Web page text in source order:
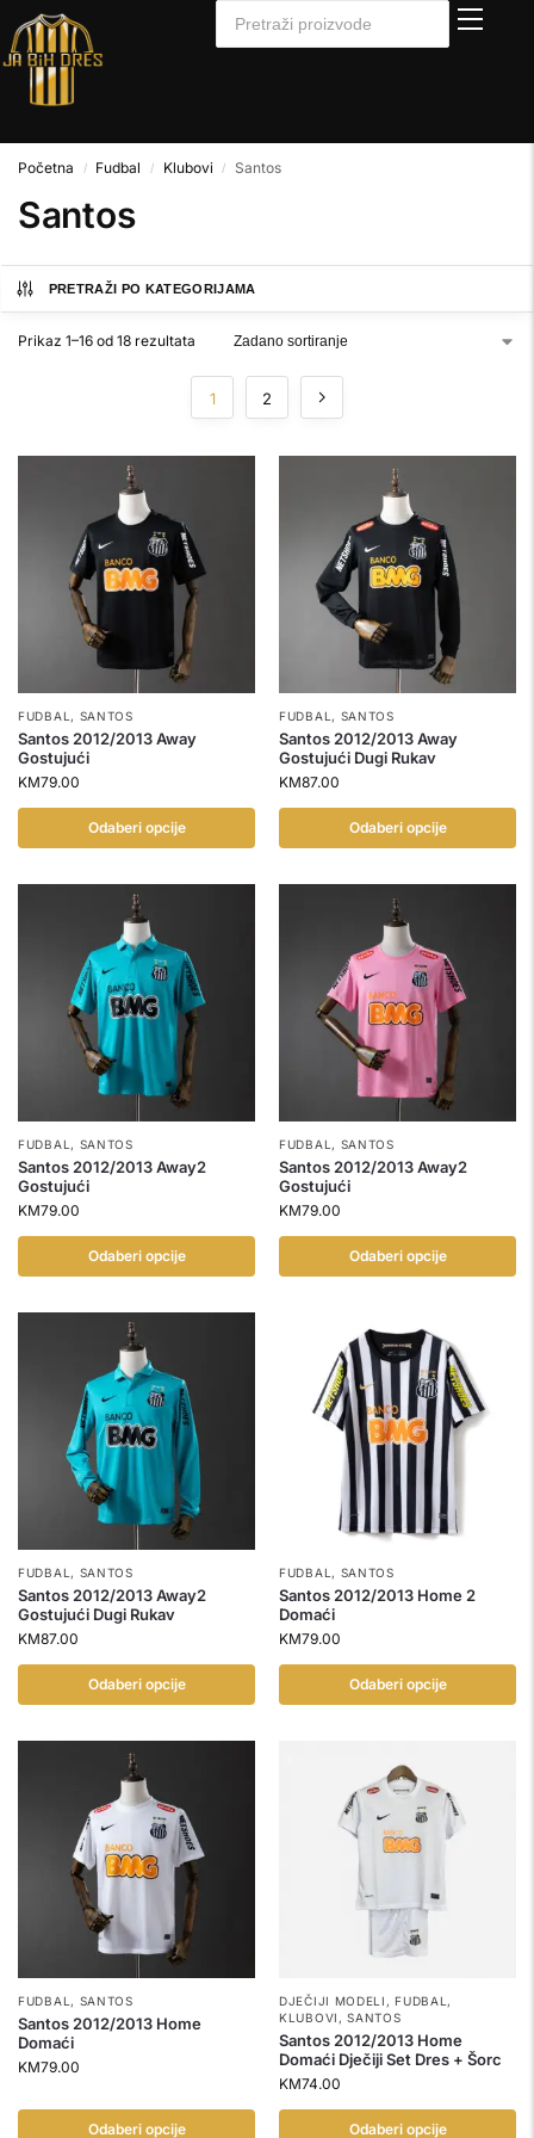
Početna / Fudbal / Klubovi / Santos
Santos
PRETRAŽI PO KATEGORIJAMA
Prikaz 1–16 od 18 rezultata
1 2
FUDBAL , SANTOS
Santos 2012/2013 Away
Gostujući
KM79.00
Odaberi opcije
FUDBAL , SANTOS
Santos 2012/2013 Away
Gostujući Dugi Rukav
KM87.00
Odaberi opcije
FUDBAL , SANTOS
Santos 2012/2013 Away2
Gostujući
KM79.00
Odaberi opcije
FUDBAL , SANTOS
Santos 2012/2013 Away2
Gostujući
KM79.00
Odaberi opcije
FUDBAL , SANTOS
Santos 2012/2013 Away2
Gostujući Dugi Rukav
KM87.00
Odaberi opcije
FUDBAL , SANTOS
Santos 2012/2013 Home 2
Domaći
KM79.00
Odaberi opcije
FUDBAL , SANTOS
Santos 2012/2013 Home
Domaći
KM79.00
Odaberi opcije
DJEČIJI MODELI ,FUDBAL ,
KLUBOVI ,SANTOS
Santos 2012/2013 Home
Domaći Dječiji Set Dres + Šorc
KM74.00
Odaberi opcije